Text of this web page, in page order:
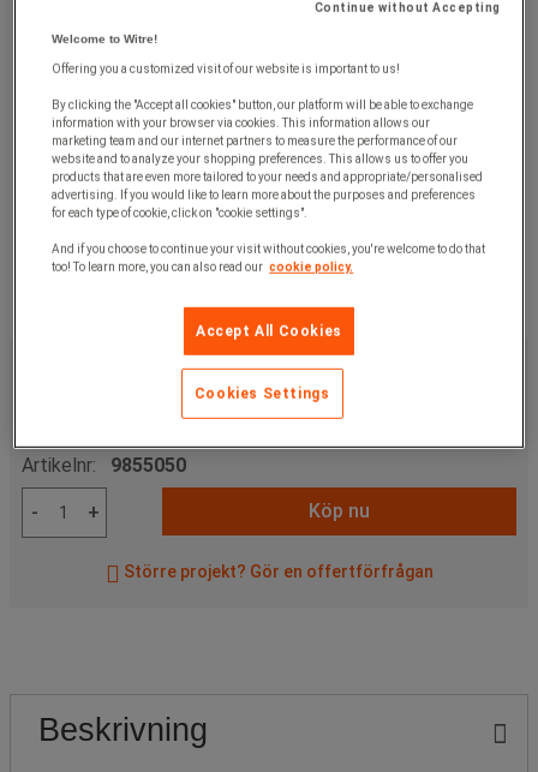
exkl. moms
Artikelnr: 9855050
- + Köp nu
Större projekt? Gör en offertförfrågan
Beskrivning
Continue without Accepting
Welcome to Witre!
Offering you a customized visit of our website is important to us!
By clicking the "Accept all cookies" button, our platform will be able to exchange
information with your browser via cookies. This information allows our
marketing team and our internet partners to measure the performance of our
website and to analyze your shopping preferences. This allows us to offer you
products that are even more tailored to your needs and appropriate/personalised
advertising. If you would like to learn more about the purposes and preferences
for each type of cookie, click on "cookie settings".
And if you choose to continue your visit without cookies, you're welcome to do that
too! To learn more, you can also read our cookie policy.
Accept All Cookies
Cookies Settings